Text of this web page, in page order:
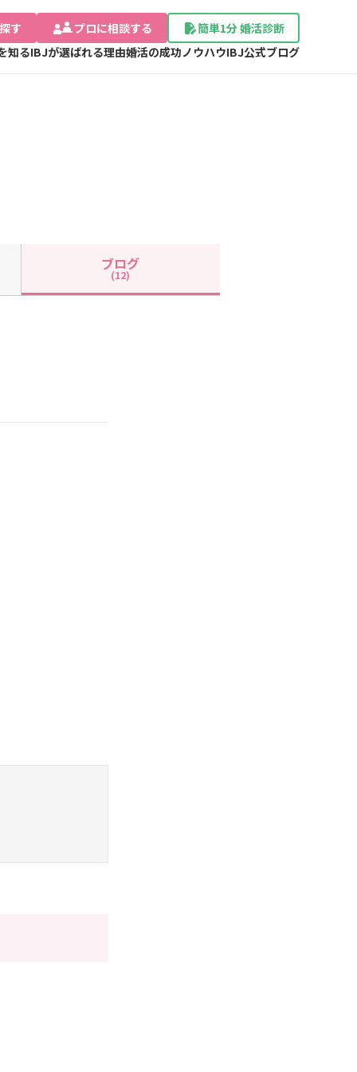
す プロに相談する
簡単1分 婚活診断
知るIBJが選ばれる理由婚活の成功ノウハウIBJ公式ブログ
ブログ
(12)